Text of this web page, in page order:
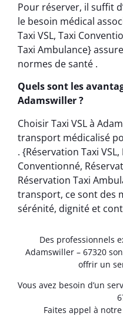
Pour réserver, il suffit
le besoin médical
Taxi VSL, Taxi
Taxi Ambulance}
normes de santé .
Quels sont les
Adamswiller ?
Choisir Taxi VSL à
transport médicalisé
. {Réservation Taxi
Conventionné,
Réservation Taxi
transport, ce sont des
sérénité, dignité et
Des professionnels
Adamswiller – 67320
offrir un
Vous avez besoin d’un
Faites appel à